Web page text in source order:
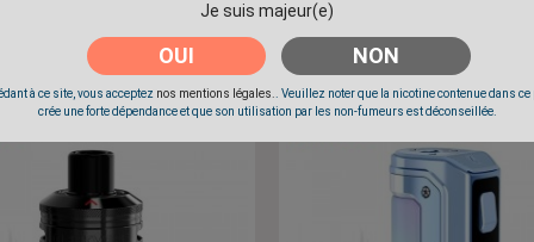
Je suis majeur(e)
OUI NON
à ce site, vous acceptez nos mentions légales.
. Veuillez noter que la nicotine contenue dans
crée une forte dépendance et que son utilisation par les non-fumeurs est déconseillée.
Prix
24,90 € 7,90 €